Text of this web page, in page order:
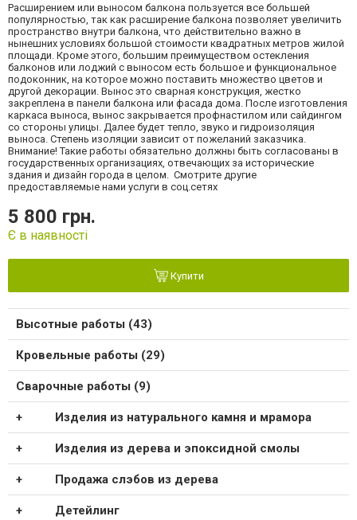
Расширением или выносом балкона пользуется все большей
популярностью, так как расширение балкона позволяет увеличить
пространство внутри балкона, что действительно важно в
нынешних условиях большой стоимости квадратных метров жилой
площади. Кроме этого, большим преимуществом остекления
балконов или лоджий с выносом есть большое и функциональное
подоконник, на которое можно поставить множество цветов и
другой декорации. Вынос это сварная конструкция, жестко
закреплена в панели балкона или фасада дома. После изготовления
каркаса выноса, вынос закрывается профнастилом или сайдингом
со стороны улицы. Далее будет тепло, звуко и гидроизоляция
выноса. Степень изоляции зависит от пожеланий заказчика.
Внимание! Такие работы обязательно должны быть согласованы в
государственных организациях, отвечающих за исторические
здания и дизайн города в целом. Смотрите другие
предоставляемые нами услуги в соц.сетях
5 800 грн.
Є в наявності
Купити
Высотные работы (43)
Кровельные работы (29)
Сварочные работы (9)
Изделия из натурального камня и мрамора
Изделия из дерева и эпоксидной смолы
Продажа слэбов из дерева
Детейлинг